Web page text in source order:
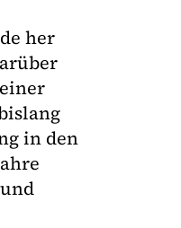
her
in den